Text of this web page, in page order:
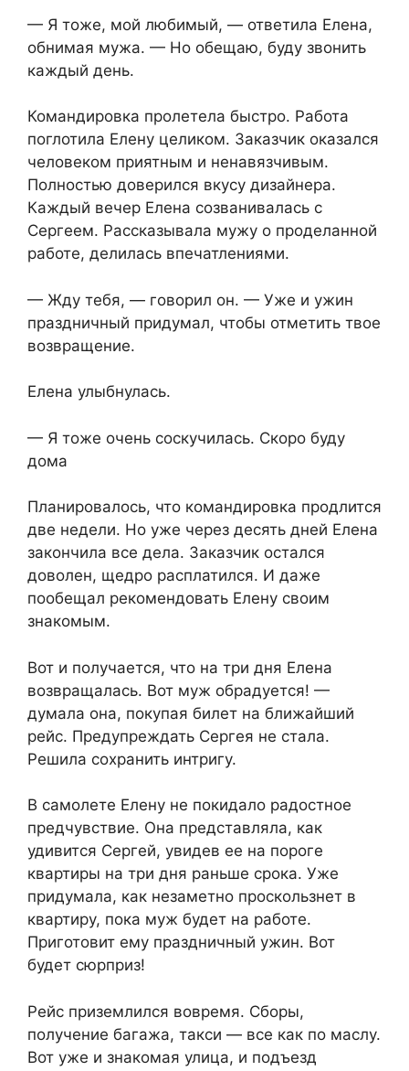
— Я тоже, мой любимый, — ответила Елена,
обнимая мужа. — Но обещаю, буду звонить
каждый день.
Командировка пролетела быстро. Работа
поглотила Елену целиком. Заказчик оказался
человеком приятным и ненавязчивым.
Полностью доверился вкусу дизайнера.
Каждый вечер Елена созванивалась с
Сергеем. Рассказывала мужу о проделанной
работе, делилась впечатлениями.
— Жду тебя, — говорил он. — Уже и ужин
праздничный придумал, чтобы отметить твое
возвращение.
Елена улыбнулась.
— Я тоже очень соскучилась. Скоро буду
дома
Планировалось, что командировка продлится
две недели. Но уже через десять дней Елена
закончила все дела. Заказчик остался
доволен, щедро расплатился. И даже
пообещал рекомендовать Елену своим
знакомым.
Вот и получается, что на три дня Елена
возвращалась. Вот муж обрадуется! —
думала она, покупая билет на ближайший
рейс. Предупреждать Сергея не стала.
Решила сохранить интригу.
В самолете Елену не покидало радостное
предчувствие. Она представляла, как
удивится Сергей, увидев ее на пороге
квартиры на три дня раньше срока. Уже
придумала, как незаметно проскользнет в
квартиру, пока муж будет на работе.
Приготовит ему праздничный ужин. Вот
будет сюрприз!
Рейс приземлился вовремя. Сборы,
получение багажа, такси — все как по маслу.
Вот уже и знакомая улица, и подъезд